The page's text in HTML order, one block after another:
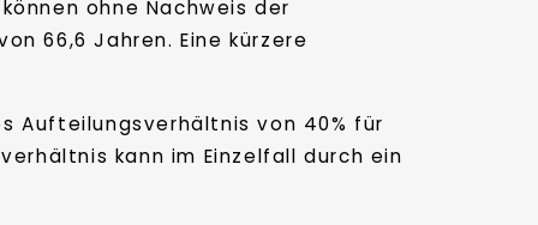
ohne Nachweis der
66,6 Jahren. Eine kürzere
Aufteilungsverhältnis von 40% für
kann im Einzelfall durch ein